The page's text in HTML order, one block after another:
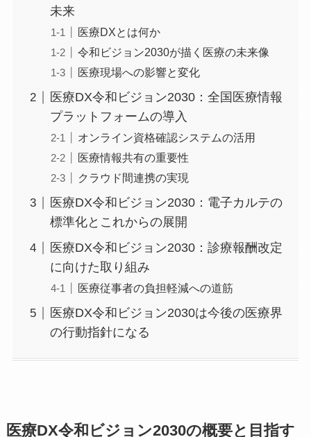
未来
医療DXとは何か
令和ビジョン2030が描く医療の未来像
医療現場への影響と変化
医療DX令和ビジョン2030：全国医療情報
プラットフォームの導入
オンライン資格確認システムの活用
医療情報共有の重要性
クラウド間連携の実現
医療DX令和ビジョン2030：電子カルテの
標準化とこれからの展開
医療DX令和ビジョン2030：診療報酬改定
に向けた取り組み
医療従事者の負担軽減への道筋
医療DX令和ビジョン2030は今後の医療界
の行動指針になる
医療DX令和ビジョン2030の概要と目指す